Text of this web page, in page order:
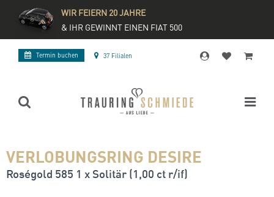
WIR FEIERN 20 JAHRE
& IHR GEWINNT EINEN FIAT 500
Termin buchen 37 Filialen
VERLOBUNGSRING DESIRE
Roségold 585 1 x Solitär (1,00 ct r/if)